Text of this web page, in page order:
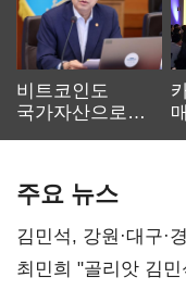
비트코인도
국가자산으로…'
주요 뉴스
김민석, 강원·대구·
최민희 "골리앗 김